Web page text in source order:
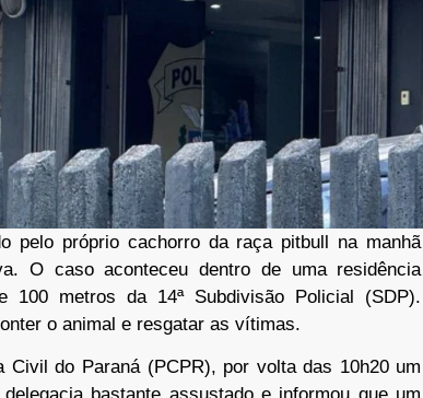
pelo próprio cachorro da raça pitbull na manhã
O caso aconteceu dentro de uma residência
metros da 14ª Subdivisão Policial (SDP).
o animal e resgatar as vítimas.
Civil do Paraná (PCPR), por volta das 10h20 um